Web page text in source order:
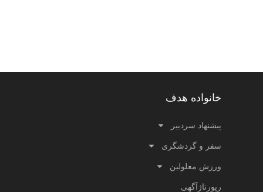
خانواده هدف
پیشنهاد سردبیر
سفر و گردشگری
ورزش معلولین
رپورتاژآگهی